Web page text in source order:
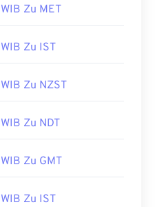
WIB Zu MET
WIB Zu IST
WIB Zu NZST
WIB Zu NDT
WIB Zu GMT
WIB Zu IST